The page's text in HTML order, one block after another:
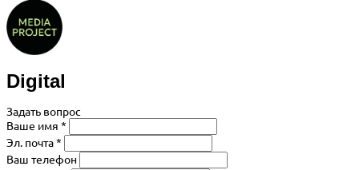
Digital
Задать вопрос
Ваше имя *
Эл. почта *
Ваш телефон